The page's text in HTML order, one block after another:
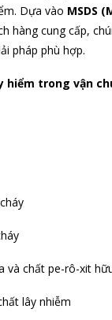
Dựa vào MSDS
hàng cung cấp,
pháp phù hợp.
hiểm trong vận
và chất pe-rô-xit
lây nhiễm